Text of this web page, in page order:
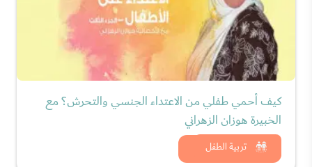
تربية الطفل
كيف أحمي طفلي من الاعتداء الجنسي والتحرش؟ مع
الخبيرة هوزان الزهراني
شاهد الان